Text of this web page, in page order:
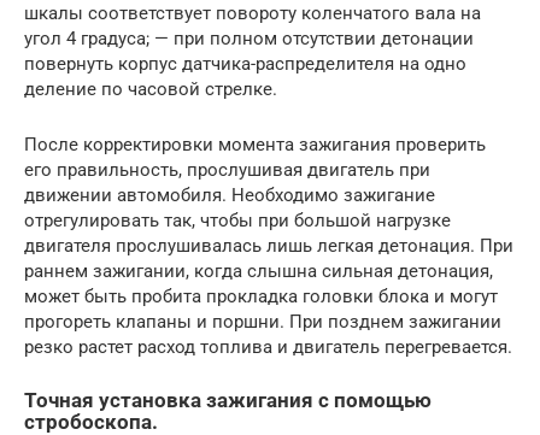
шкалы соответствует повороту коленчатого вала на
угол 4 градуса; — при полном отсутствии детонации
повернуть корпус датчика-распределителя на одно
деление по часовой стрелке.
После корректировки момента зажигания проверить
его правильность, прослушивая двигатель при
движении автомобиля. Необходимо зажигание
отрегулировать так, чтобы при большой нагрузке
двигателя прослушивалась лишь легкая детонация. При
раннем зажигании, когда слышна сильная детонация,
может быть пробита прокладка головки блока и могут
прогореть клапаны и поршни. При позднем зажигании
резко растет расход топлива и двигатель перегревается.
Точная установка зажигания с помощью
стробоскопа.